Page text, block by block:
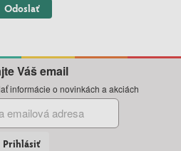
Odoslať
Váš email
informácie o novinkách a akciách
Prihlásiť